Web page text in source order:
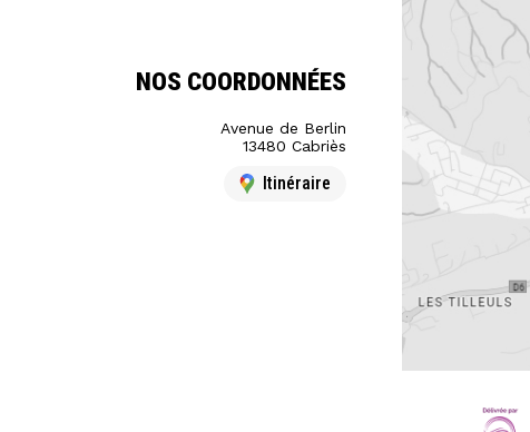
NOS COORDONNÉES
Avenue de Berlin
13480 Cabriès
Itinéraire